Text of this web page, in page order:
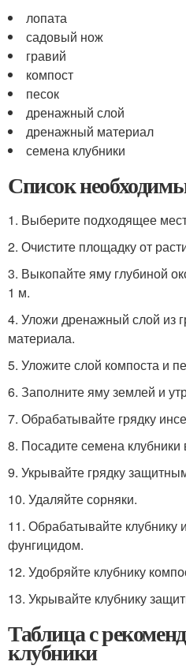
лопата
садовый нож
гравий
компост
песок
дренажный слой
дренажный материал
семена клубники
Список
1. Выберите подходящее
2. Очистите площадку от
3. Выкопайте яму глубиной
1 м.
4. Уложи дренажный слой из
материала.
5. Уложите слой компоста и
6. Заполните яму землей и
7. Обрабатывайте грядку
8. Посадите семена клубники
9. Укрывайте грядку
10. Удаляйте сорняки.
11. Обрабатывайте клубнику
фунгицидом.
12. Удобряйте клубнику
13. Укрывайте клубнику
Таблица с
клубники